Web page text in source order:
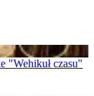
"Wehikuł czasu"